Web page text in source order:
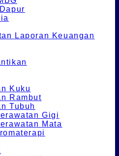
Laporan Keuangan
Kuku
Rambut
Tubuh
Gigi
Mata